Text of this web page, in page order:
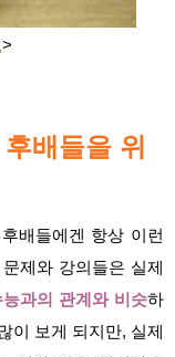
>
배들을 위
배들에겐 항상 이런
제와 강의들은 실제
과의 관계와 비슷하
이 보게 되지만, 실제